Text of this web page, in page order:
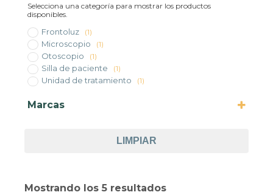
Selecciona una categoría para mostrar los productos
disponibles.
Frontoluz (1)
Microscopio (1)
Otoscopio (1)
Silla de paciente (1)
Unidad de tratamiento (1)
Marcas
LIMPIAR
Mostrando los 5 resultados